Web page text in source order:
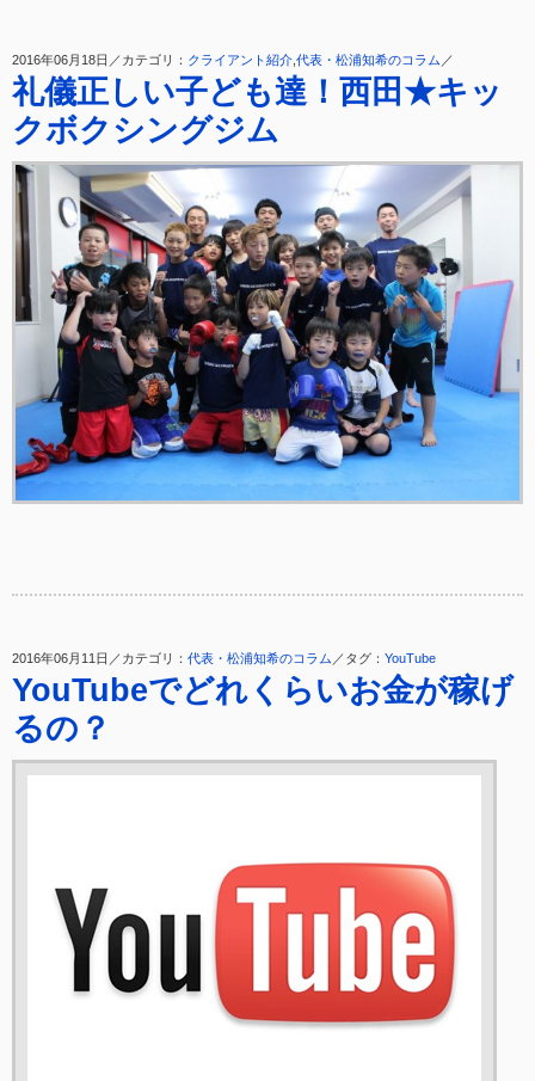
2016年06月18日／カテゴリ： クライアント紹介 代表・松浦知希のコラム ／
礼儀正しい子ども達！西田★キッ
クボクシングジム
2016年06月11日／カテゴリ： 代表・松浦知希のコラム ／タグ： YouTube
YouTubeでどれくらいお金が稼げ
るの？